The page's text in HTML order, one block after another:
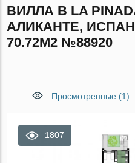
ВИЛЛА В LA
АЛИКАНТЕ,
70.72М2 №88920
Просмотренные (1)
1807